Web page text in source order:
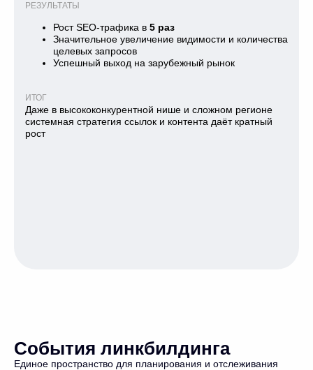
РЕЗУЛЬТАТЫ
Рост SEO-трафика в 5 раз
Значительное увеличение видимости и количества
целевых запросов
Успешный выход на зарубежный рынок
ИТОГ
Даже в высококонкурентной нише и сложном регионе
системная стратегия ссылок и контента даёт кратный
рост
События линкбилдинга
Единое пространство для планирования и отслеживания